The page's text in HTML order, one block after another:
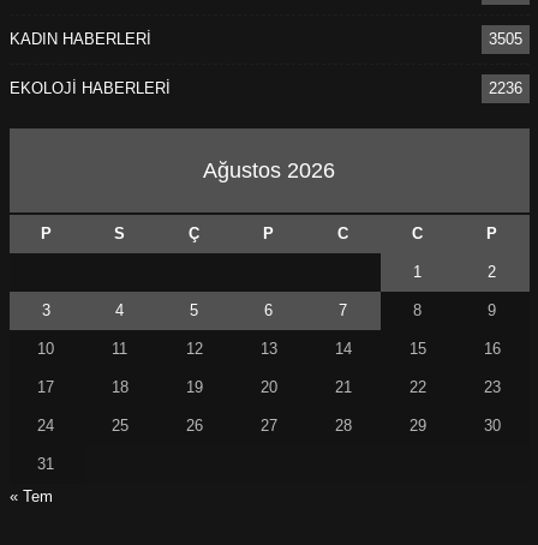
KADIN HABERLERİ 3505
EKOLOJİ HABERLERİ 2236
Ağustos 2026
P S Ç P C C P
1 2
3 4 5 6 7 8 9
10 11 12 13 14 15 16
17 18 19 20 21 22 23
24 25 26 27 28 29 30
31
« Tem